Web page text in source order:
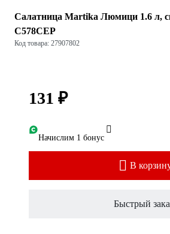
Салатница Martika Люмици 1.6 л,
С578СЕР
Код товара: 27907802
131 ₽
Начислим 1 бонус
В
Быстрый